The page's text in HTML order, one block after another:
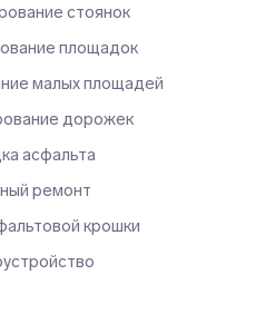
стоянок
площадок
малых площадей
дорожек
асфальта
ремонт
крошки